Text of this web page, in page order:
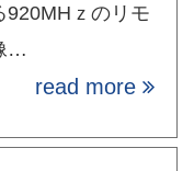
920MHｚのリモ
…
read more